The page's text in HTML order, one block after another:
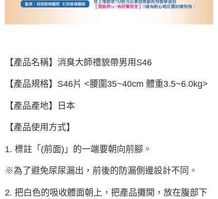
【產品名稱】消臭大師禮貌帶男用S46
【產品規格】S46片 <腰圍35~40cm 體重3.5~6.0kg>
【產品產地】日本
【產品使用方式】
1. 標註「(前面)」的一端要朝向前腳。
※為了避免尿尿漏出，前後的防漏側邊設計不同。
2. 把白色的吸收體面朝上，把產品攤開，放在腹部下